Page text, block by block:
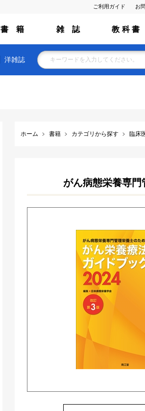
ご利用ガイド お
書 籍 雑 誌 教 科 書
洋雑誌
ホーム 書籍 カテゴリから探す 臨床
がん病態栄養専